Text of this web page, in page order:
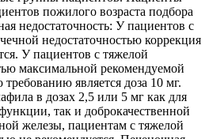
пожилого возраста подбора
недостаточность: У пациентов с
недостаточностью коррекция
У пациентов с тяжелой
максимальной рекомендуемой
является доза 10 мг.
в дозах 2,5 или 5 мг как для
так и доброкачественной
железы, пациентам с тяжелой